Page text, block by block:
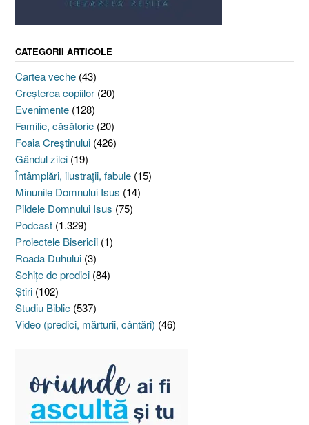
CATEGORII ARTICOLE
Cartea veche (43)
Creşterea copiilor (20)
Evenimente (128)
Familie, căsătorie (20)
Foaia Creştinului (426)
Gândul zilei (19)
Întâmplări, ilustraţii, fabule (15)
Minunile Domnului Isus (14)
Pildele Domnului Isus (75)
Podcast (1.329)
Proiectele Bisericii (1)
Roada Duhului (3)
Schiţe de predici (84)
Ştiri (102)
Studiu Biblic (537)
Video (predici, mărturii, cântări) (46)